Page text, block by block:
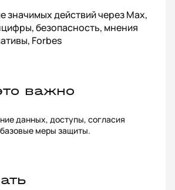
значимых действий через Max,
безопасность, мнения
Forbes
важно
данных, доступы, согласия
меры защиты.